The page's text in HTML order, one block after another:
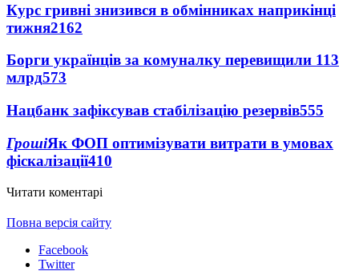
Курс гривні знизився в обмінниках наприкінці
тижня2162
Борги українців за комуналку перевищили 113
млрд573
Нацбанк зафіксував стабілізацію резервів555
ГрошіЯк ФОП оптимізувати витрати в умовах
фіскалізації410
Читати коментарі
Повна версія сайту
Facebook
Twitter